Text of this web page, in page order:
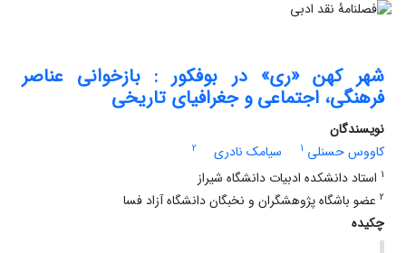
شهر کهن «ری» در بوف‎کور : بازخوانی عناصر
فرهنگی، اجتماعی و جغرافیای تاریخی
نویسندگان
کاووس حسن‎لی
1 سیامک نادری
2
1 استاد دانشکده ادبیات دانشگاه شیراز
2 عضو باشگاه پژوهشگران و نخبگان دانشگاه آزاد فسا
چکیده